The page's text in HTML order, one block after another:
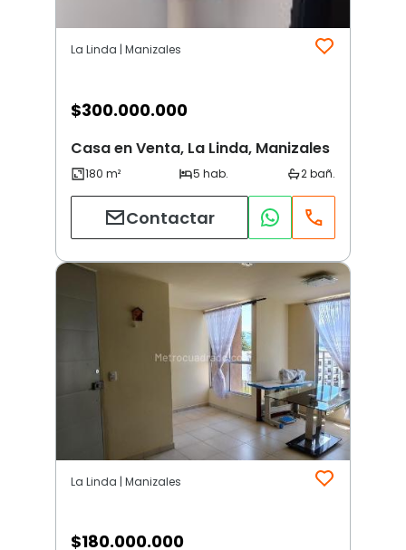
La Linda | Manizales
$300.000.000
Casa en Venta, La Linda, Manizales
Contactar
La Linda | Manizales
$180.000.000